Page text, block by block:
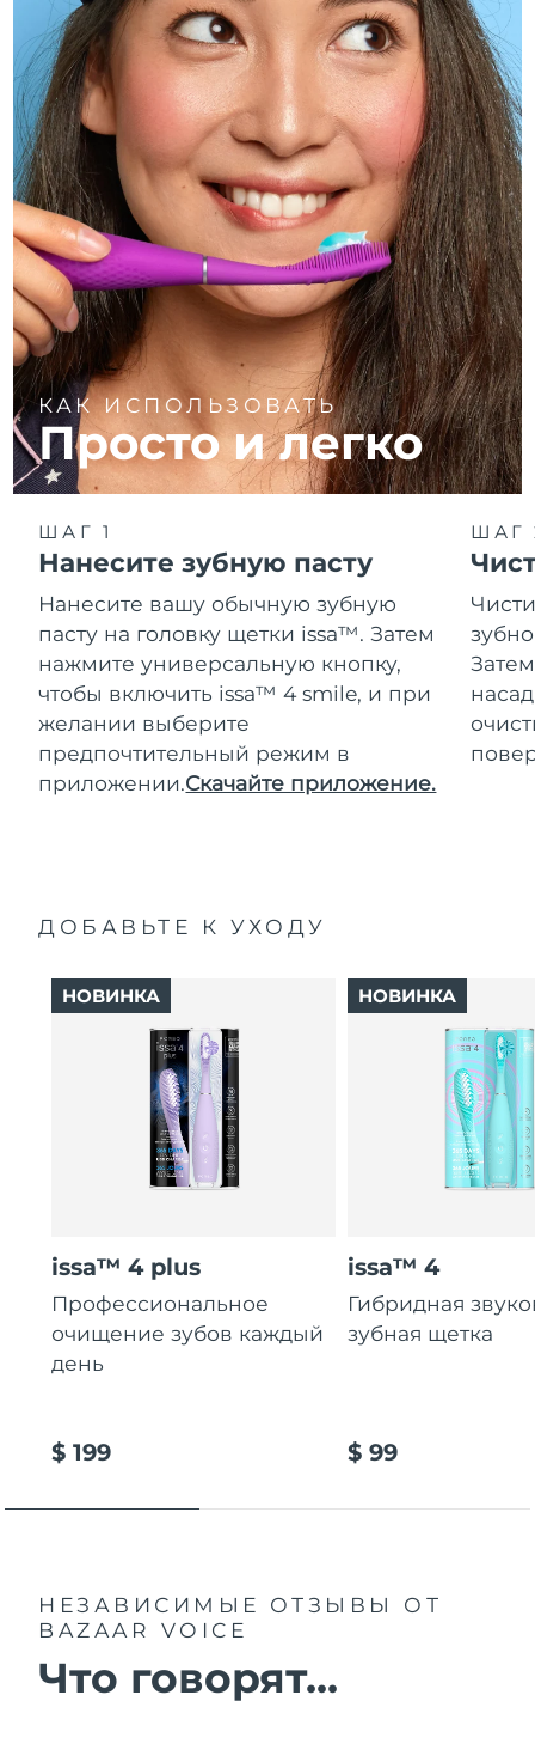
КАК ИСПОЛЬЗОВАТЬ
Просто и легко
ШАГ 1
Нанесите зубную пасту
Нанесите вашу обычную зубную
пасту на головку щетки issa™. Затем
нажмите универсальную кнопку,
чтобы включить issa™ 4 smile, и при
желании выберите
предпочтительный режим в
приложении.Скачайте приложение.
ШАГ
ДОБАВЬТЕ К УХОДУ
issa™ 4 plus
Профессиональное
очищение зубов каждый
день
$ 199
НОВИНКА
issa™ 4
Гибридная
зубная щетка
$ 99
НОВИНКА
НЕЗАВИСИМЫЕ ОТЗЫВЫ
ОТ
BAZAAR VOICE
Что говорят...